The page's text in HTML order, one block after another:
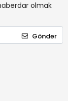
olmak
Gönder